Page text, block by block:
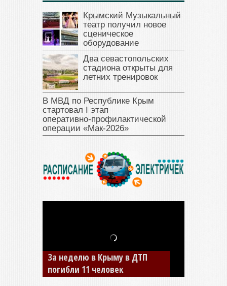
Крымский Музыкальный
театр получил новое
сценическое
оборудование
Два севастопольских
стадиона открыты для
летних тренировок
В МВД по Республике Крым
стартовал I этап
оперативно‑профилактической
операции «Мак‑2026»
В Джанкое водитель ВАЗа
сбил двух детей на «зебре»